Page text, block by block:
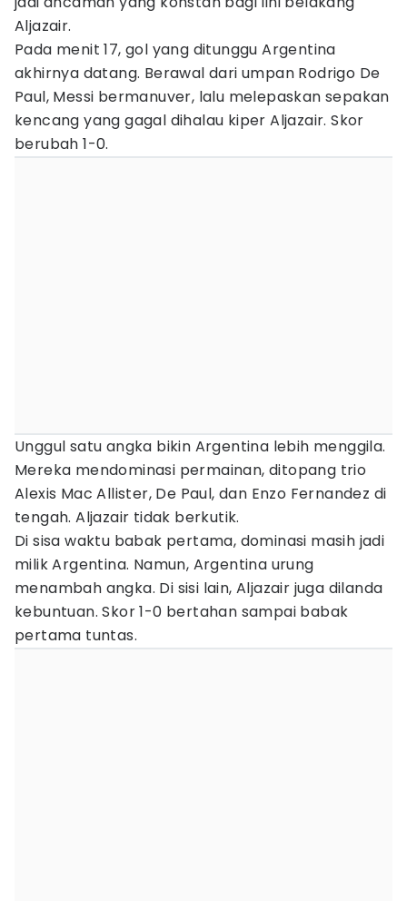
Aljazair.
Pada menit 17, gol yang ditunggu Argentina
akhirnya datang. Berawal dari umpan Rodrigo De
Paul, Messi bermanuver, lalu melepaskan sepakan
kencang yang gagal dihalau kiper Aljazair. Skor
berubah 1-0.
Unggul satu angka bikin Argentina lebih menggila.
Mereka mendominasi permainan, ditopang trio
Alexis Mac Allister, De Paul, dan Enzo Fernandez di
tengah. Aljazair tidak berkutik.
Di sisa waktu babak pertama, dominasi masih jadi
milik Argentina. Namun, Argentina urung
menambah angka. Di sisi lain, Aljazair juga dilanda
kebuntuan. Skor 1-0 bertahan sampai babak
pertama tuntas.